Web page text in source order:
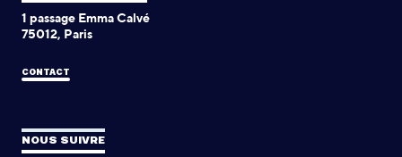
1 passage Emma Calvé
75012, Paris
CONTACT
NOUS SUIVRE